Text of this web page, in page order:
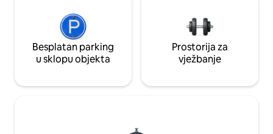
Besplatan parking
u sklopu objekta
Prostorija za
vježbanje